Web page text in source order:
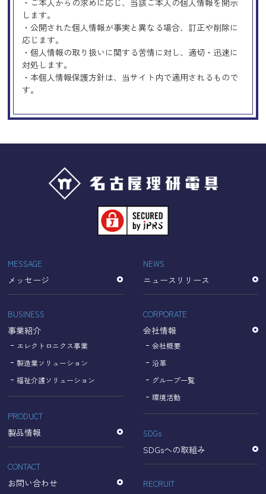
・ご本人からの求めに応じ、当該ご本人の個人情報を開示
します。
・公開された個人情報が事実と異なる場合、訂正や削除に
応じます。
・個人情報の取り扱いに関する苦情に対し、適切・迅速に
対処します。
・本個人情報保護方針は、当サイト内で適用されるもので
す。
Googleアナリティクスの使用につい
当サイトでは、より良いサービスの提供、またユーザビリ
ティの向上のため、Googleアナリティクスを使用し、当サ
イトの利用状況などのデータ収集及び解析を行っておりま
す。その際、「Cookie」を通じて、Googleがお客様のIPア
ドレスなどの情報を収集する場合がありますが、
「Cookie」で収集される情報は個人を特定できるものでは
収集されたデータはGoogleのプライバシーポリシーにおい
て管理されます。
なお、当サイトのご利用をもって、上述の方法・目的にお
いてGoogle及び当サイトが行うデータ処理に関し、お客様
【Googleのプライバシーポリシー】
https://policies.google.com/privacy?hl=ja
https://policies.google.com/technologies/partner-sites?
hl=ja
個人情報に関するお問い合わせ窓口
名古屋理研電具株式会社
TEL：052-833-1248
MESSAGE
メッセージ
BUSINESS
事業紹介
エレクトロニクス事業
製造業ソリューション
福祉介護ソリューション
PRODUCT
製品情報
CONTACT
お問い合わせ
NEWS
ニュースリリース
CORPORATE
会社情報
会社概要
沿革
グループ一覧
環境活動
SDGs
SDGsへの取組み
RECRUIT